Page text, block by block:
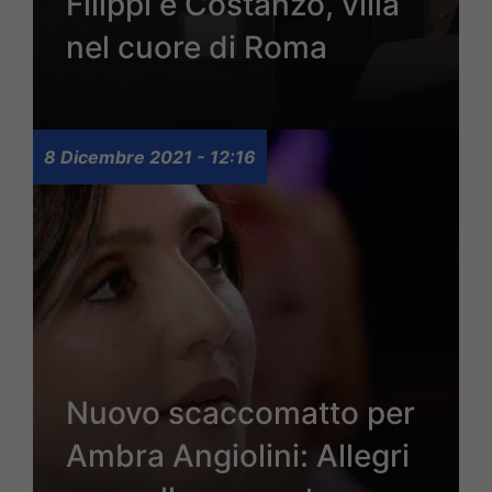
nel cuore di Roma
8 Dicembre 2021 - 12:16
Nuovo scaccomatto per
Ambra Angiolini: Allegri